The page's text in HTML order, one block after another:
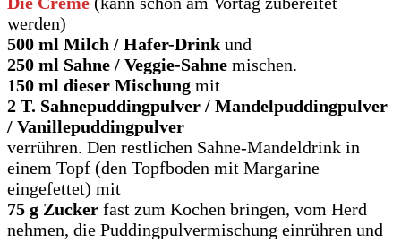
werden)
500 ml Milch / Hafer-Drink und
250 ml Sahne / Veggie-Sahne mischen.
150 ml dieser Mischung mit
2 T. Sahnepuddingpulver / Mandelpuddingpulver
/ Vanillepuddingpulver
verrühren. Den restlichen Sahne-Mandeldrink in
einem Topf (den Topfboden mit Margarine
eingefettet) mit
75 g Zucker fast zum Kochen bringen, vom Herd
nehmen, die Puddingpulvermischung einrühren und